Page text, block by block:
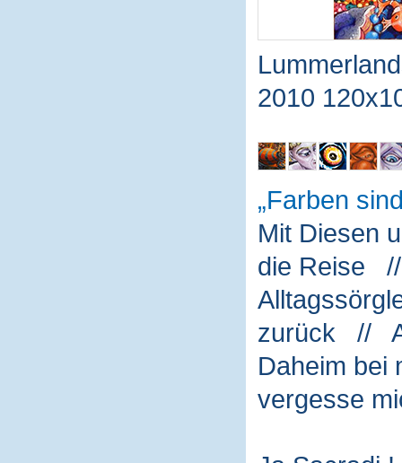
2010
Farben
Mit Diesen
die Reise
zurück //
Daheim
vergesse